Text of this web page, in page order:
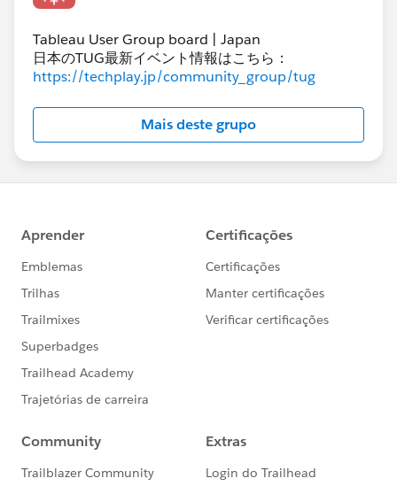
Tableau User Group board | Japan
日本のTUG最新イベント情報はこちら：
https://techplay.jp/community_group/tug
Mais deste grupo